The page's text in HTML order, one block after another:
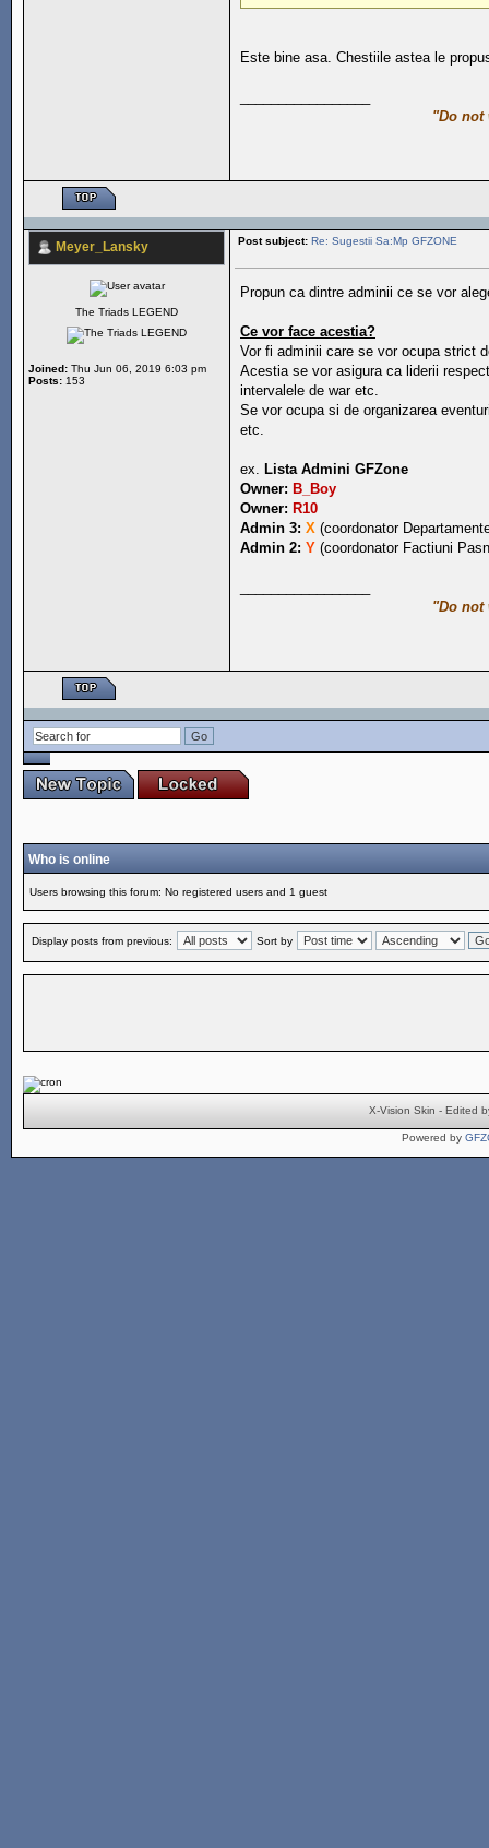
Este bine asa. Chestiile astea le
"Do not
Meyer_Lansky Post subject: Re: Sugestii Sa:Mp GFZONE
The Triads LEGEND
Joined: Thu Jun 06, 2019 6:03 pm
Posts: 153
Propun ca dintre adminii ce se vor
Ce vor face acestia?
Vor fi adminii care se vor ocupa strict
Acestia se vor asigura ca liderii
intervalele de war etc.
Se vor ocupa si de organizarea
etc.
ex. Lista Admini GFZone
Owner: B_Boy
Owner: R10
Admin 3: X (coordonator
Admin 2: Y (coordonator Factiuni
"Do not
Who is online
Users browsing this forum: No registered users and 1 guest
Display posts from previous: Sort by
X-Vision Skin - Edited
Powered by